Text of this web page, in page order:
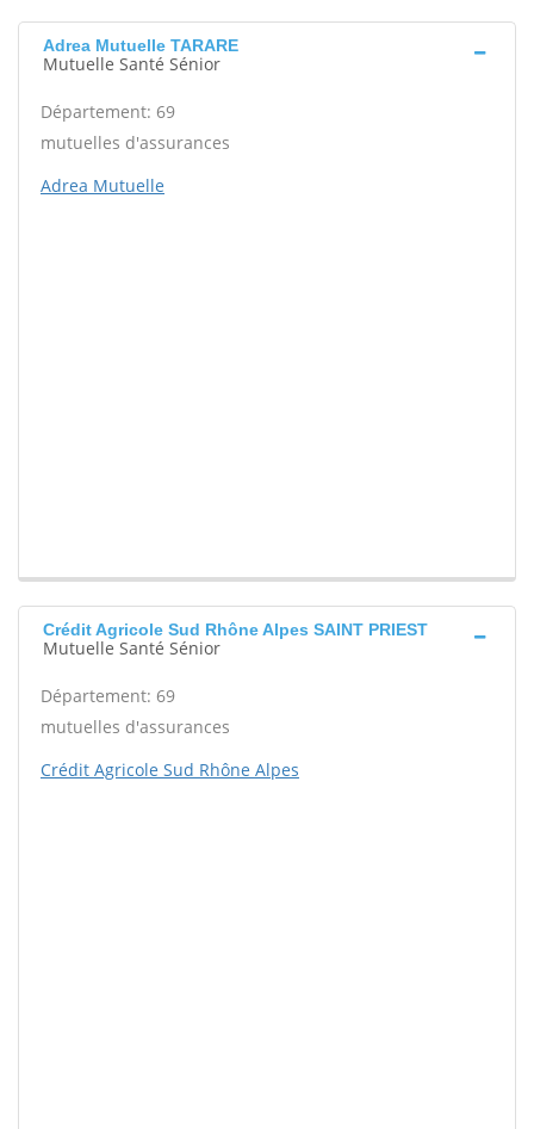
Adrea Mutuelle TARARE
Mutuelle Santé Sénior
Département: 69
mutuelles d'assurances
Adrea Mutuelle
Crédit Agricole Sud Rhône Alpes SAINT PRIEST
Mutuelle Santé Sénior
Département: 69
mutuelles d'assurances
Crédit Agricole Sud Rhône Alpes